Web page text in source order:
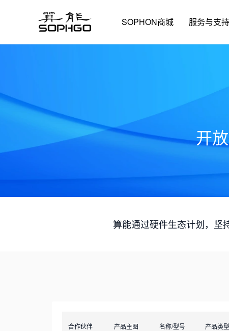
SOPHON商城 服务与支持
开
算能通过硬件生态计划，坚
合作伙伴 产品主图 名称/型号 产品类型